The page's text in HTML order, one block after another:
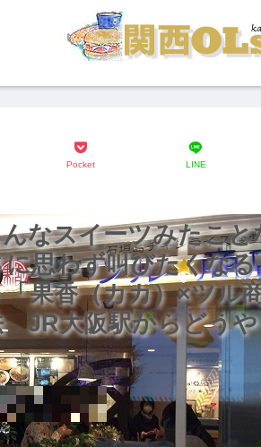
なスイーツみたこと
思わず叫びたくなる
果香（カカ）×ツル
JR大阪駅からどう
Pocket LINE